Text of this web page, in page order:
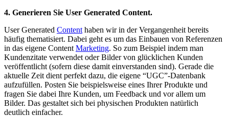
4. Generieren Sie User Generated Content.
User Generated Content haben wir in der Vergangenheit bereits
häufig thematisiert. Dabei geht es um das Einbauen von Referenzen
in das eigene Content Marketing. So zum Beispiel indem man
Kundenzitate verwendet oder Bilder von glücklichen Kunden
veröffentlicht (sofern diese damit einverstanden sind). Gerade die
aktuelle Zeit dient perfekt dazu, die eigene “UGC”-Datenbank
aufzufüllen. Posten Sie beispielsweise eines Ihrer Produkte und
fragen Sie dabei Ihre Kunden, um Feedback und vor allem um
Bilder. Das gestaltet sich bei physischen Produkten natürlich
deutlich einfacher.